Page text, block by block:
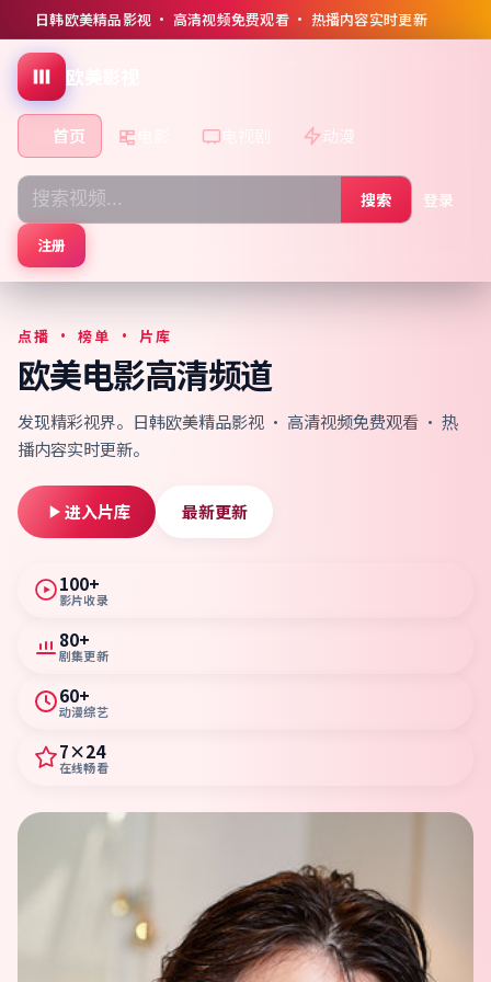
日韩欧美精品影视 · 高清视频免费观看 · 热播内容实时更新
欧美影视
首页 动漫
搜索 登录
注册
点播 · 榜单 · 片库
欧美电影高清频道
发现精彩视界。日韩欧美精品影视 · 高清视频免费观看 · 热
播内容实时更新。
进入片库 最新更新
100+
影片收录
80+
剧集更新
60+
动漫综艺
7×24
在线畅看